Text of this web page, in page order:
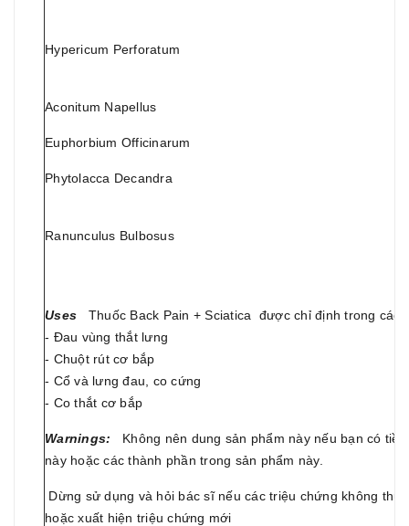
Hypericum Perforatum
Aconitum Napellus
Euphorbium Officinarum
Phytolacca Decandra
Ranunculus Bulbosus
Uses Thuốc Back Pain + Sciatica được chỉ định trong các
- Đau vùng thắt lưng
- Chuột rút cơ bắp
- Cổ và lưng đau, co cứng
- Co thắt cơ bắp
Warnings: Không nên dung sản phẩm này nếu bạn có
này hoặc các thành phần trong sản phẩm này.
Dừng sử dụng và hỏi bác sĩ nếu các triệu chứng không
hoặc xuất hiện triệu chứng mới